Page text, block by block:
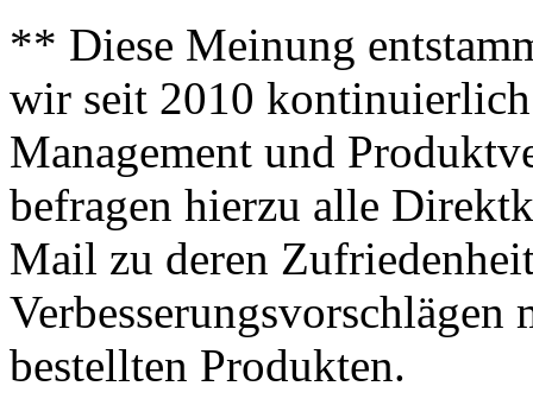
** Diese Meinung
wir seit 2010
Management und
befragen hierzu alle
Mail zu deren
bestellten Produkten.